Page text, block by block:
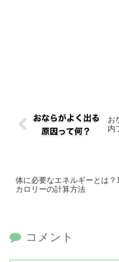
お
内
体に必要なエネルギーとは？
カロリーの計算方法
コメント